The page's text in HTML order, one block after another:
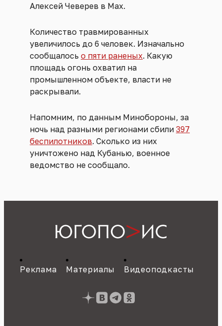
Алексей Чеверев в Max.
Количество травмированных
увеличилось до 6 человек. Изначально
сообщалось о пяти раненых. Какую
площадь огонь охватил на
промышленном объекте, власти не
раскрывали.
Напомним, по данным Минобороны, за
ночь над разными регионами сбили 397
беспилотников. Сколько из них
уничтожено над Кубанью, военное
ведомство не сообщало.
Реклама Материалы Видеоподкасты